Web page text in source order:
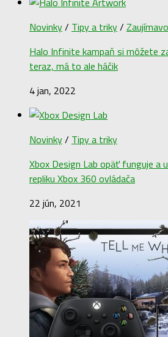
Novinky/ Tipy a triky/
Halo Infinite kampaň si môžete
teraz, má to ale háčik
4 jan, 2022
Novinky/ Tipy a triky
Xbox Design Lab opäť funguje a
repliku Xbox 360 ovládača
22 jún, 2021